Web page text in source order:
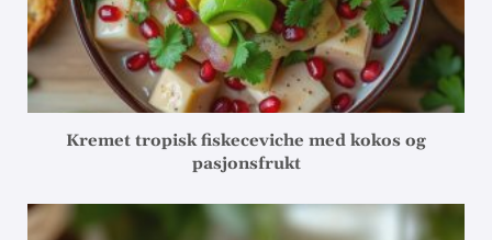
Kremet tropisk fiskeceviche med kokos og
pasjonsfrukt